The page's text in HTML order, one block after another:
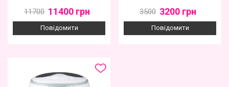
11700 11400 грн
Повідомити
3500 3200 грн
Повідомити